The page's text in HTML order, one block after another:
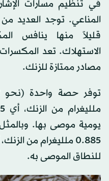
في تنظيم مسارات
المناعي. توجد العديد
قليلاً منها ينافس
الاستهلاك. تعد
مصادر ممتازة للزنك.
يومية موصى بها.
للنطاق الموصى به.